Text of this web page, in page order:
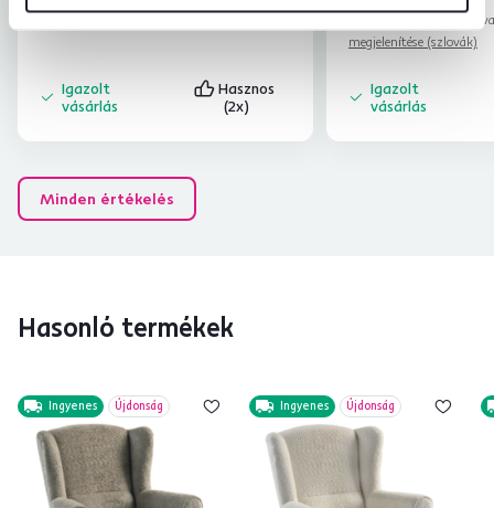
megjelenítése (szlovák)
Igazolt
vásárlás
Hasznos
(2x)
Automatikusan
megjelenítése (szlovák)
Igazolt
vásárlás
Minden értékelés
Hasonló termékek
Ingyenes Újdonság Ingyenes Újdonság